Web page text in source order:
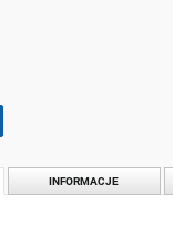
INFORMACJE